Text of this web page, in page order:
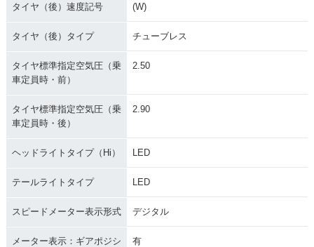
タイヤ（後）速度記号 (W)
タイヤ（後）タイプ チューブレス
タイヤ標準指定空気圧（乗
車定員時・前）
2.50
タイヤ標準指定空気圧（乗
車定員時・後）
2.90
ヘッドライトタイプ（Hi） LED
テールライトタイプ LED
スピードメーター表示形式 デジタル
メーター表示：ギアポジシ
有